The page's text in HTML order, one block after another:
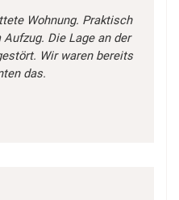
Wohnung. Praktisch
Die Lage an der
Wir waren bereits
das.